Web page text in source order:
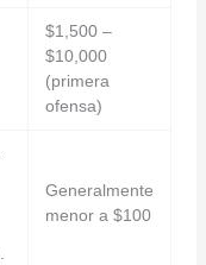
$1,500 –
$10,000
(primera
ofensa)
Generalmente
menor a $100